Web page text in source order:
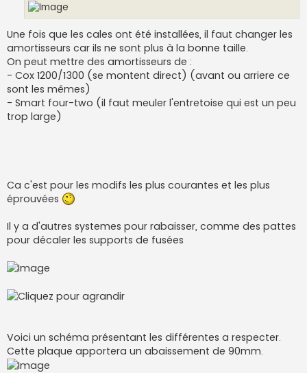
Une fois que les cales ont été installées, il faut changer les
amortisseurs car ils ne sont plus à la bonne taille.
On peut mettre des amortisseurs de :
- Cox 1200/1300 (se montent direct) (avant ou arriere ce
sont les mêmes)
- Smart four-two (il faut meuler l'entretoise qui est un peu
trop large)
Ca c'est pour les modifs les plus courantes et les plus
éprouvées
Il y a d'autres systemes pour rabaisser, comme des pattes
pour décaler les supports de fusées
Voici un schéma présentant les différentes a respecter.
Cette plaque apportera un abaissement de 90mm.